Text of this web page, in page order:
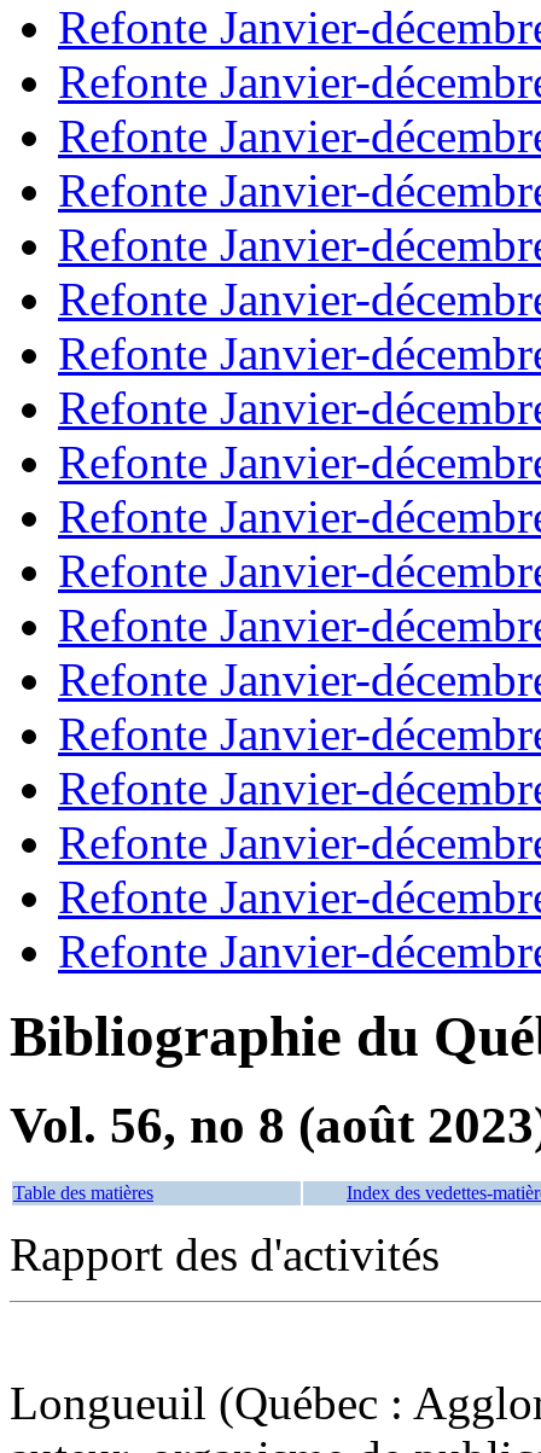
Refonte Janvier-
Refonte Janvier-
Refonte Janvier-
Refonte Janvier-
Refonte Janvier-
Refonte Janvier-
Refonte Janvier-
Refonte Janvier-
Refonte Janvier-
Refonte Janvier-
Refonte Janvier-
Refonte Janvier-
Refonte Janvier-
Refonte Janvier-
Refonte Janvier-
Refonte Janvier-
Refonte Janvier-
Refonte Janvier-
Bibliographie du
Vol. 56, no 8 (août
Table des matières Index des vedettes-
Rapport des d'activités
Longueuil (Québec :